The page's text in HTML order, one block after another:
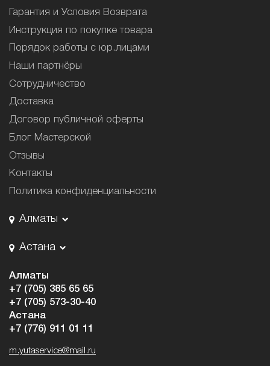
Гарантия и Условия Возврата
Инструкция по покупке товара
Порядок работы с юр.лицами
Наши партнёры
Сотрудничество
Доставка
Договор публичной оферты
Блог Мастерской
Отзывы
Контакты
Политика конфиденциальности
Алматы
Астана
Алматы
+7 (705) 385 65 65
+7 (705) 573-30-40
Астана
+7 (776) 911 01 11
m.yutaservice@mail.ru